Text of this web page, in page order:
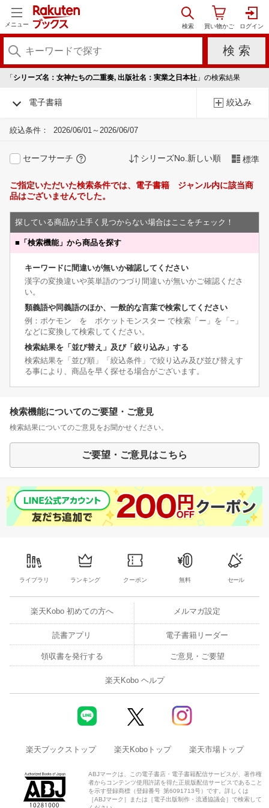
メニュー
「 シリーズ名：女神たちの二重奏, 出版社名：実業之日本社 」の検索結果
電子書籍 絞込み
絞込条件： 2026/06/01～2026/06/07
セーフサーチ シリーズNo.新しい順 標準
ご指定いただいた検索条件では、電子書籍 ジャンル内に該当商
品はございませんでした。
探している商品が上手く見つからない場合はここをチェック！
■ 「検索機能」から商品を探す
キーワードに間違いが無いか確認してください
漢字の変換違いや英単語のつづり間違いが無いかご確認くださ
い。
類義語や同義語のほか、一般的な言葉で検索してください
例：ポケモン を ポケットモンスター で検索「ー」を「−」
などに変換して検索してください。
検索結果を「並び替え」及び「絞り込み」する
検索結果を「並び順」「絞込条件」で絞り込み及び並び替えす
る事により、商品を早く探せる場合がございます。
検索機能についてのご要望・ご意見
検索結果についてのご意見をお聞かせください。
ご要望・ご意見はこちら
ライブラリ ランキング クーポン 無料 セール
楽天Kobo 初めての方へ メルマガ設定
読書アプリ 電子書籍リーダー
領収書を発行する ご意見・ご要望
楽天Kobo ヘルプ
楽天ブックストップ 楽天Koboトップ 楽天市場トップ
ABJマークは、この電子書店・電子書籍配信サービスが、著作権
者からコンテンツ使用許諾を得た正規版配信サービスであること
を示す登録商標（登録番号 第6091713号）です。詳しくは
［ABJマーク］または［電子出版制作・流通協議会］で検索して